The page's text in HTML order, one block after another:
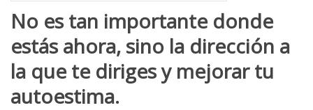
No es tan importante donde
estás ahora, sino la dirección a
la que te diriges y mejorar tu
autoestima.